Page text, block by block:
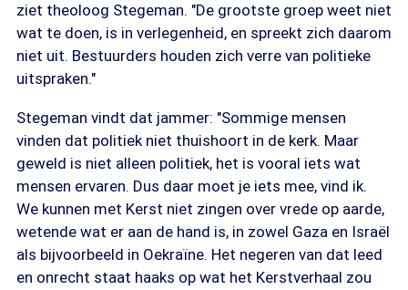
ziet theoloog Stegeman. "De grootste groep weet niet
wat te doen, is in verlegenheid, en spreekt zich daarom
niet uit. Bestuurders houden zich verre van politieke
uitspraken."
Stegeman vindt dat jammer: "Sommige mensen
vinden dat politiek niet thuishoort in de kerk. Maar
geweld is niet alleen politiek, het is vooral iets wat
mensen ervaren. Dus daar moet je iets mee, vind ik.
We kunnen met Kerst niet zingen over vrede op aarde,
wetende wat er aan de hand is, in zowel Gaza en Israël
als bijvoorbeeld in Oekraïne. Het negeren van dat leed
en onrecht staat haaks op wat het Kerstverhaal zou